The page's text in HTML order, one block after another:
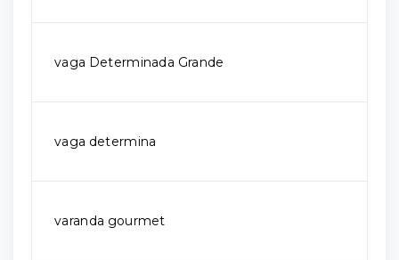
vaga Determinada Grande
vaga determina
varanda gourmet